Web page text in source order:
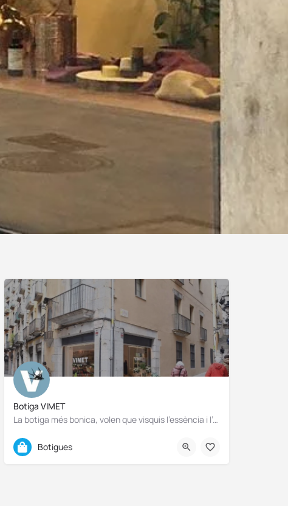
Botiga VIMET
La botiga més bonica, volen que visquis l'essència i l'estil de vida mediterrani
611 629 004
Botigues